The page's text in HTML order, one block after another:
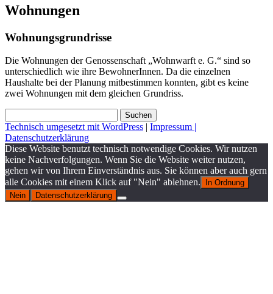
Wohnungen
Wohnungsgrundrisse
Die Wohnungen der Genossenschaft „Wohnwarft e. G.“ sind so
unterschiedlich wie ihre BewohnerInnen. Da die einzelnen
Haushalte bei der Planung mitbestimmen konnten, gibt es keine
zwei Wohnungen mit dem gleichen Grundriss.
nach:
Technisch umgesetzt mit WordPress | Impressum |
Datenschutzerklärung
Diese Website benutzt technisch notwendige Cookies. Wir nutzen
keine Nachverfolgungen. Wenn Sie die Website weiter nutzen,
gehen wir von Ihrem Einverständnis aus. Sie können aber auch gern
alle Cookies mit einem Klick auf "Nein" ablehnen.
In Ordnung
Nein
Datenschutzerklärung